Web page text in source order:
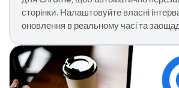
сторінки. Налаштовуйте власні
оновлення в реальному часі та